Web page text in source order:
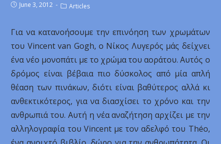
June 3, 2012 Articles
Για να κατανοήσουμε την επινόηση των χρωμάτων
του Vincent van Gogh, ο Νίκος Λυγερός μάς δείχνει
ένα νέο μονοπάτι με το χρώμα του αοράτου. Αυτός ο
δρόμος είναι βέβαια πιο δύσκολος από μία απλή
θέαση των πινάκων, διότι είναι βαθύτερος αλλά κι
ανθεκτικότερος, για να διασχίσει το χρόνο και την
ανθρωπιά του. Αυτή η νέα αναζήτηση αρχίζει με την
αλληλογραφία του Vincent με τον αδελφό του Théo,